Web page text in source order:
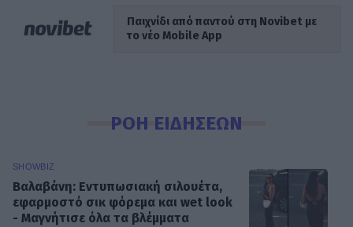
Παιχνίδι από παντού στη Novibet με
το νέο Mobile App
ΡΟΗ ΕΙΔΗΣΕΩΝ
SHOWBIZ
Βαλαβάνη: Εντυπωσιακή σιλουέτα,
εφαρμοστό σικ φόρεμα και wet look
- Μαγνήτισε όλα τα βλέμματα